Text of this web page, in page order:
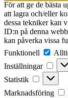
För att ge de bästa
att lagra och/eller
dessa tekniker kan
ID:n på denna
kan påverka vissa
Funktionell
Inställningar
Statistik Statistik
Marknadsföring